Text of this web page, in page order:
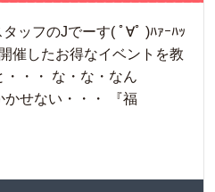
ッフのJでーす( ﾟ∀ﾟ )ﾊｧｰﾊｯ
催したお得なイベントを教
・・・ な・な・なん
かせない・・・ 『福